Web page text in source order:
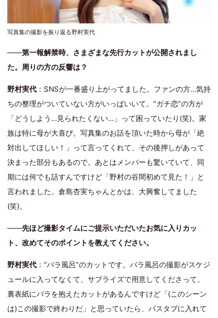
写真集の撮影を振り返る野村実代
――第一報解禁時、さまざまな先行カットが公開されまし
た。周りの方の反響は？
野村実代 ：SNSが一番盛り上がってました。ファンの方…気持
ちの整理がついていない方がいっぱいいて。“ガチ恋”の方が
「どうしよう…見られたくない…」って困っていたり(笑)。家
族は特に母が大喜び。写真集のお話を頂いた時から母が「絶
対出してほしい！」って言ってくれて、その後押しがあって
決まった部分もあるので。あとはメンバーも驚いていて、同
期には何でも話すんですけど「野村の谷間初めて見た！」と
言われました。倉島杏実ちゃんとかは、大興奮してました
(笑)。
――先ほど撮影タイムにご提示いただいたお気に入りカッ
ト、改めてそのポイントを教えてください。
野村実代 ：“バラ風呂”のカットです。バラ風呂の撮影がスケジ
ュールに入ってなくて、サプライズで用意してくださって。
裏表紙にバラを抱えたカットがあるんですけど「(このシーン
は)この撮影で終わりだ」と思っていたら、バスタブに入れて